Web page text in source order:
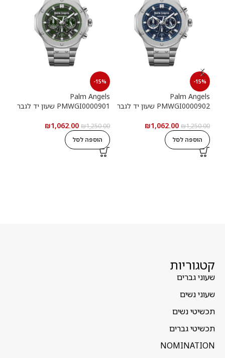
-15%
Palm Angels
PMWGI0000902 שעון יד לגבר
₪1,250.00
₪1,062.00
הוספה לסל
-15%
Palm Angels
PMWGI0000901 שעון יד לגבר
₪1,250.00
₪1,062.00
הוספה לסל
קטגוריות
שעוני גברים
שעוני נשים
תכשיטי נשים
תכשיטי גברים
NOMINATION